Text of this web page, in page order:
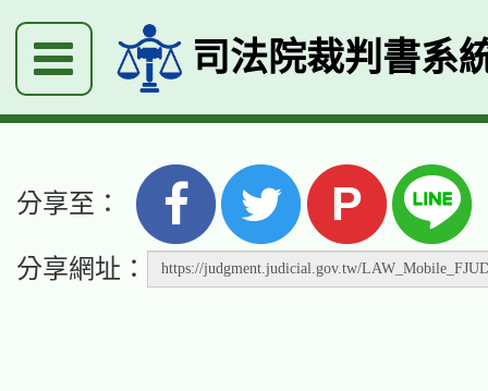
司法院裁判書系
分享至： P
分享網址：